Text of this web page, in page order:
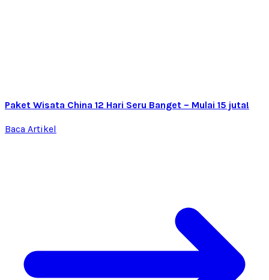
Paket Wisata China 12 Hari Seru Banget – Mulai 15 juta!
Baca Artikel